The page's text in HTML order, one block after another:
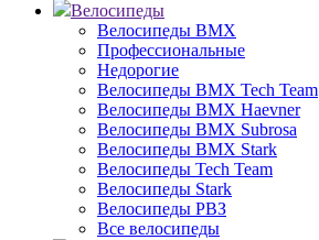
Велосипеды
Велосипеды BMX
Профессиональные
Недорогие
Велосипеды BMX Tech Team
Велосипеды BMX Haevner
Велосипеды BMX Subrosa
Велосипеды BMX Stark
Велосипеды Tech Team
Велосипеды Stark
Велосипеды РВЗ
Все велосипеды